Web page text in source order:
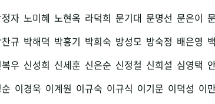
자 노미혜 노현옥 라덕희 문기대 문명선 문은이
규 박해덕 박흥기 박희숙 방성모 방숙정 배은영
우 신성희 신세훈 신은순 신정철 신희설 심영택
이경욱 이계원 이규숙 이규식 이기문 이덕성 이